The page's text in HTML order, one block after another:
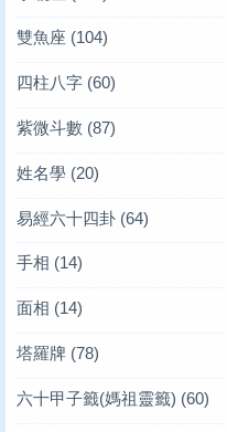
雙魚座 (104)
四柱八字 (60)
紫微斗數 (87)
姓名學 (20)
易經六十四卦 (64)
手相 (14)
面相 (14)
塔羅牌 (78)
六十甲子籤(媽祖靈籤) (60)